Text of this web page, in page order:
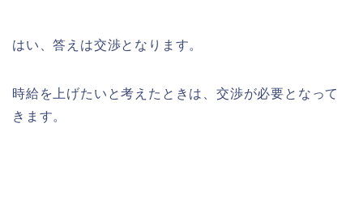
はい、答えは交渉となります。
時給を上げたいと考えたときは、交渉が必要となって
きます。